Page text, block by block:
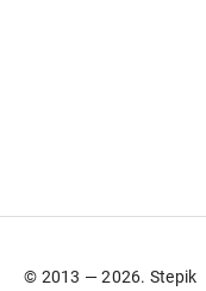
© 2013 — 2026. Stepik